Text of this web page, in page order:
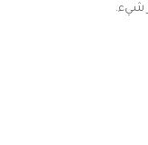
شيء.